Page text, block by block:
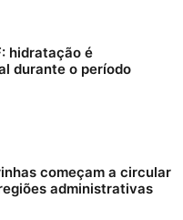
hidratação é
durante o período
começam a circular
administrativas